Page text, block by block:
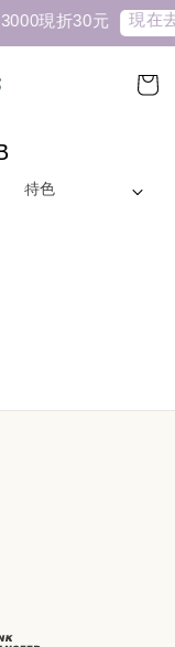
現折30元 現在